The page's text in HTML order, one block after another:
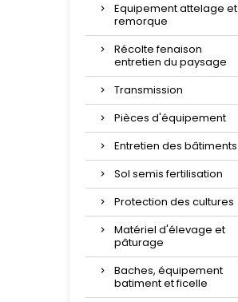
Equipement attelage et
remorque
Récolte fenaison
entretien du paysage
Transmission
Pièces d'équipement
Entretien des bâtiments
Sol semis fertilisation
Protection des cultures
Matériel d'élevage et
pâturage
Baches, équipement
batiment et ficelle